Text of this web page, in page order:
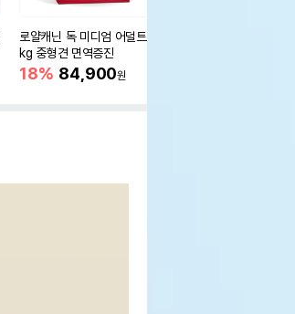
로얄캐닌 독 미디엄 어덜트 10
kg 중형견 면역증진
18% 84,900원